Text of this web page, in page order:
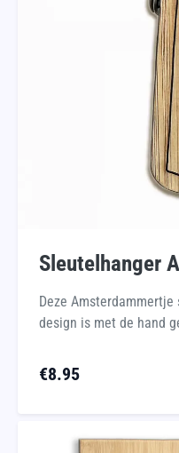
Sleutelhanger
Deze
design is met de hand
€8.95